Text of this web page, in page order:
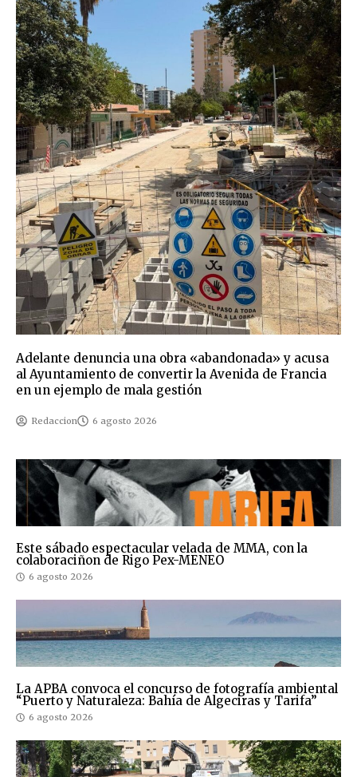
Adelante denuncia una obra «abandonada» y acusa
al Ayuntamiento de convertir la Avenida de Francia
en un ejemplo de mala gestión
Redaccion 6 agosto 2026
Este sábado espectacular velada de MMA, con la
colaboraciñon de Rigo Pex-MENEO
6 agosto 2026
La APBA convoca el concurso de fotografía ambiental
“Puerto y Naturaleza: Bahía de Algeciras y Tarifa”
6 agosto 2026